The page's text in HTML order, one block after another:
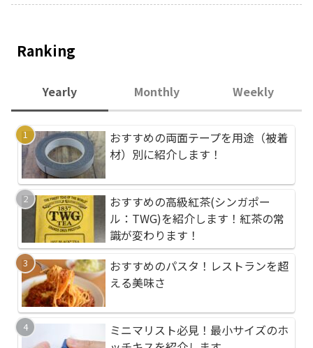
Ranking
Yearly
おすすめの両面テープを用途（被着
材）別に紹介します！
おすすめの高級紅茶(シンガポー
ル：TWG)を紹介します！紅茶の常
識が変わります！
おすすめのパスタ！レストランを超
える美味さ
ミニマリスト必見！最小サイズのホ
Monthly
おすすめのパスタ！
える美味さ
おすすめの両面テープ
材）別に紹介します！
おすすめの懐中電灯、
サーフボード用FCS2
Weekly
おすすめのサーフボー
３選！種類によってグ
ポータブル電気毛布
ＳＢ電源でどこでも
もっともコスパが高
皮膚に優しいおすす